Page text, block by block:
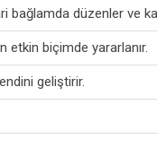
düzenler ve
etkin biçimde yararlanır.
geliştirir.